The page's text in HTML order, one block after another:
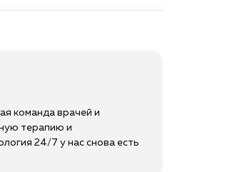
команда врачей и
терапию и
24/7 у нас снова есть